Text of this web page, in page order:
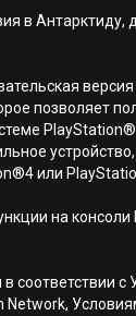
в Антарктиду,
версия
позволяет
или
на консоли
соответствии с